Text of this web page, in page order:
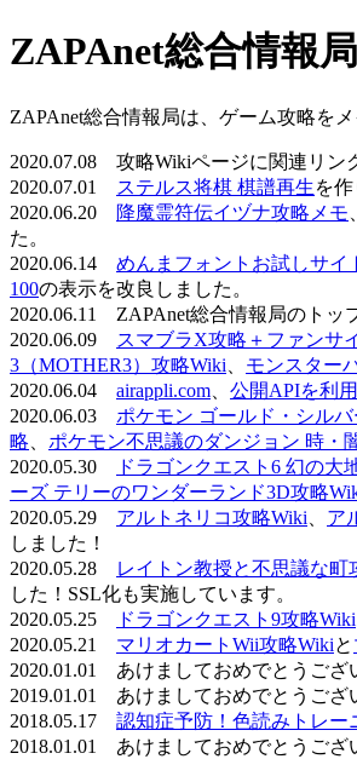
ZAPAnet総合情報局
ZAPAnet総合情報局は、ゲーム攻略を
2020.07.08 攻略Wikiページに関連リン
2020.07.01
ステルス将棋 棋譜再生を作
2020.06.20
降魔霊符伝イヅナ攻略メモ
た。
2020.06.14 めんまフォントお試しサイ
100の表示を改良しました。
2020.06.11 ZAPAnet総合情報局のトッ
2020.06.09
スマブラX攻略＋ファンサ
3（MOTHER3）攻略Wiki
モンスター
2020.06.04 airappli.com 公開APIを利
2020.06.03 ポケモン ゴールド・シル
略
ポケモン不思議のダンジョン 時・
2020.05.30
ドラゴンクエスト6 幻の大
ーズ テリーのワンダーランド3D攻略
2020.05.29 アルトネリコ攻略Wiki ア
しました！
2020.05.28
レイトン教授と不思議な町
した！SSL化も実施しています。
2020.05.25
ドラゴンクエスト9攻略Wiki
2020.05.21 マリオカートWii攻略Wikiと
2020.01.01 あけましておめでとうござ
2019.01.01 あけましておめでとうござ
2018.05.17 認知症予防！色読みトレー
2018.01.01 あけましておめでとうござ